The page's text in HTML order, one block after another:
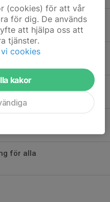
klubbdag
för alla
(cookies) för att vår
för dig. De används
att hjälpa oss att
tjänster.
cookies
kakor